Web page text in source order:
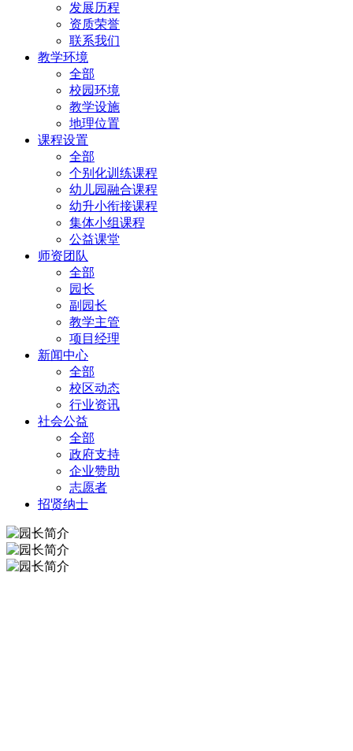
发展历程
资质荣誉
联系我们
教学环境
全部
校园环境
教学设施
地理位置
课程设置
全部
个别化训练课程
幼儿园融合课程
幼升小衔接课程
集体小组课程
公益课堂
师资团队
全部
园长
副园长
教学主管
项目经理
新闻中心
全部
校区动态
行业资讯
社会公益
全部
政府支持
企业赞助
志愿者
招贤纳士